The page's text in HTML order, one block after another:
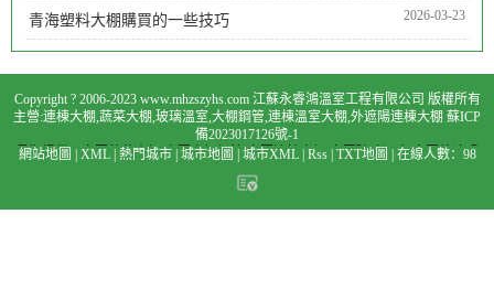
(huán)境。
1. 耐腐蝕性：鍍鋅層能有效防止鋼管因受潮，溫室工
程氧化等引起的腐蝕，延長使用壽命。 2. 強度
高：鍍鋅管具有較高的強度和抗壓能力，
青海塑料大棚購買的一些技巧 2026-03-23
Copyright ? 2006-2023 www.mhzszyhs.com 江蘇永睿鴻溫室工程有限公司 版權所有
主營:連棟大棚 蔬菜大棚 玻璃溫室 大棚鋼管 連棟溫室大棚 外遮陽連棟大棚 蘇ICP
備2023017126號-1
長期提供：寧夏蔬菜大棚,寧夏大棚鋼管,寧夏連棟大棚,寧夏玻璃溫室,寧夏外遮陽
溫室,晉中外遮陽連棟大棚,晉中連棟溫室大棚
網站地圖 | XML| 熱門城市| 城市地圖 | 城市XML| Rss| TXT地圖 | 在線人數：98